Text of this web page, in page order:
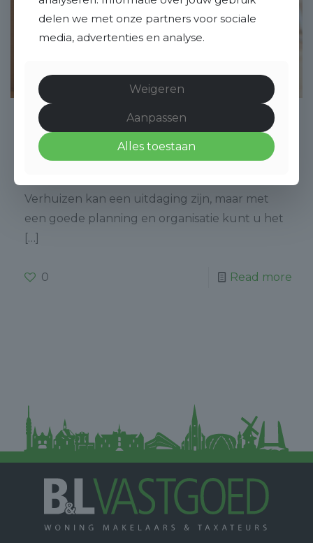
admin juni 21, 2024
7 Tips voor een verhuizing zonder
Verhuizen kan een uitdaging zijn, maar met
een goede planning en organisatie kunt u het
[…]
0 Read more
delen we met onze partners voor sociale
media, advertenties en analyse.
Weigeren
Aanpassen
Alles toestaan